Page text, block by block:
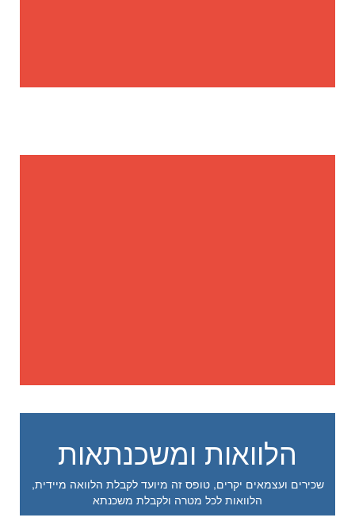
הלוואות ומשכנתאות
שכירים ועצמאים יקרים, טופס זה מיועד לקבלת הלוואה מיידית,
הלוואות לכל מטרה ולקבלת משכנתא